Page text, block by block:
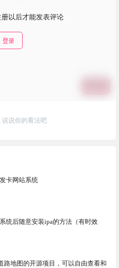
以后才能发表评论
登录
说说你的看法吧
卡网站系统
统后随意安装ipa的方法（有时效
路地图的开源项目，可以自由查看和